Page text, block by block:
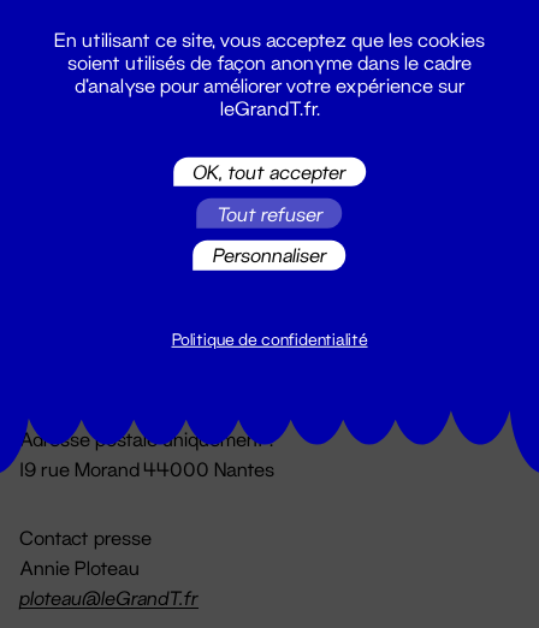
Du lundi au vendredi 14h → 18h
Adresse postale uniquement :
19 rue Morand 44000 Nantes
Contact presse
Annie Ploteau
ploteau@leGrandT.fr
En utilisant ce site, vous acceptez que les cookies
soient utilisés de façon anonyme dans le cadre
d'analyse pour améliorer votre expérience sur
leGrandT.fr.
OK, tout accepter
Tout refuser
Personnaliser
Politique de confidentialité